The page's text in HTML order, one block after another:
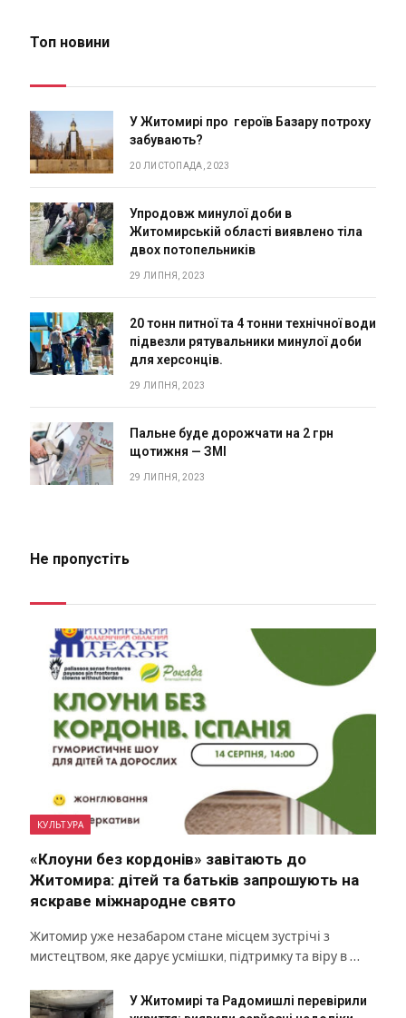
Топ новини
У Житомирі про героїв Базару потроху
забувають?
20 ЛИСТОПАДА, 2023
Упродовж минулої доби в
Житомирській області виявлено тіла
двох потопельників
29 ЛИПНЯ, 2023
20 тонн питної та 4 тонни технічної води
підвезли рятувальники минулої доби
для херсонців.
29 ЛИПНЯ, 2023
Пальне буде дорожчати на 2 грн
щотижня — ЗМІ
29 ЛИПНЯ, 2023
Не пропустіть
КУЛЬТУРА
«Клоуни без кордонів» завітають до
Житомира: дітей та батьків запрошують на
яскраве міжнародне свято
Житомир уже незабаром стане місцем зустрічі з
мистецтвом, яке дарує усмішки, підтримку та віру в …
У Житомирі та Радомишлі перевірили